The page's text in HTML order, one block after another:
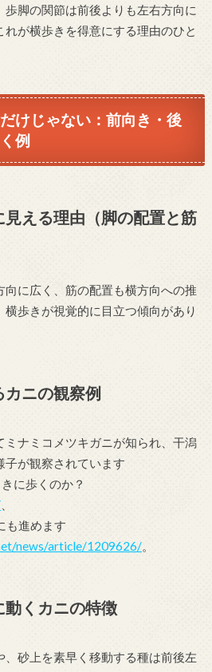
脚の関節は前後よりも左右方向に
が横歩きを得意にする理由のひと
けじゃない：前向き・後
例
える理由（脚の配置と筋
に広く、筋の配置も横方向への推
歩きが視覚的に目立つ傾向があり
ニの観察例
ナミコメツキガニが知られ、干潟
子が観察されています
に歩くのか？
、
も進めます
news/article/1209626/。
くカニの特徴
、砂上を素早く移動する種は前後左